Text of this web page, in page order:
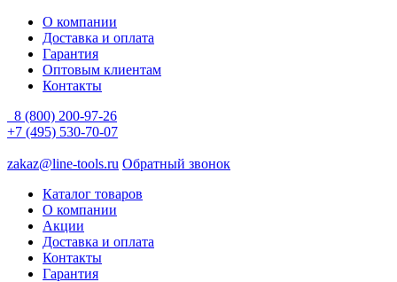
О компании
Доставка и оплата
Гарантия
Оптовым клиентам
Контакты
8 (800) 200-97-26
+7 (495) 530-70-07
zakaz@line-tools.ru Обратный звонок
Каталог товаров
О компании
Акции
Доставка и оплата
Контакты
Гарантия